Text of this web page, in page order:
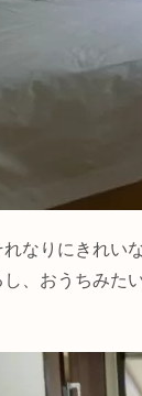
なりにきれい
、おうちみた